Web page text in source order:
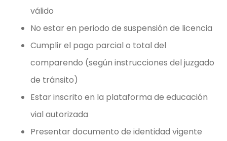
válido
No estar en periodo de suspensión de licencia
Cumplir el pago parcial o total del
comparendo (según instrucciones del juzgado
de tránsito)
Estar inscrito en la plataforma de educación
vial autorizada
Presentar documento de identidad vigente